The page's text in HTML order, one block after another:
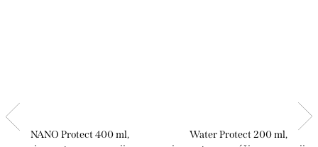
NANO Protect 400 ml,
Water Protect 200 ml,